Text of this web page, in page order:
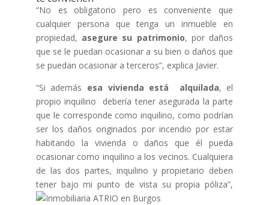
“No es obligatorio pero es conveniente que
cualquier persona que tenga un inmueble en
propiedad, asegure su patrimonio, por daños
que se le puedan ocasionar a su bien o daños que
se puedan ocasionar a terceros”, explica Javier.
“Si además esa vivienda está alquilada, el
propio inquilino debería tener asegurada la parte
que le corresponde como inquilino, como podrían
ser los daños originados por incendio por estar
habitando la vivienda o daños que él pueda
ocasionar como inquilino a los vecinos. Cualquiera
de las dos partes, inquilino y propietario deben
tener bajo mi punto de vista su propia póliza”,